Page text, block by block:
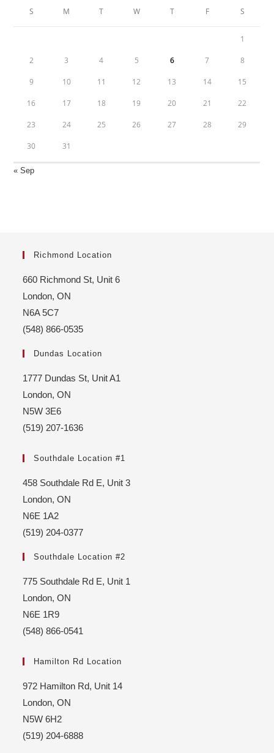
S M T W T F S
1
2 3 4 5 6 7 8
9 10 11 12 13 14 15
16 17 18 19 20 21 22
23 24 25 26 27 28 29
30 31
« Sep
Richmond Location
660 Richmond St, Unit 6
London, ON
N6A 5C7
(548) 866-0535
Dundas Location
1777 Dundas St, Unit A1
London, ON
N5W 3E6
(519) 207-1636
Southdale Location #1
458 Southdale Rd E, Unit 3
London, ON
N6E 1A2
(519) 204-0377
Southdale Location #2
775 Southdale Rd E, Unit 1
London, ON
N6E 1R9
(548) 866-0541
Hamilton Rd Location
972 Hamilton Rd, Unit 14
London, ON
N5W 6H2
(519) 204-6888